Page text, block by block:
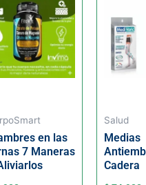
en las
7 Maneras
Salud
Medias
Cadera
tiene
Las
elegir
en